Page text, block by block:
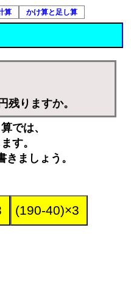
算 かけ算と足し算
残りますか。
では、
す。
ましょう。